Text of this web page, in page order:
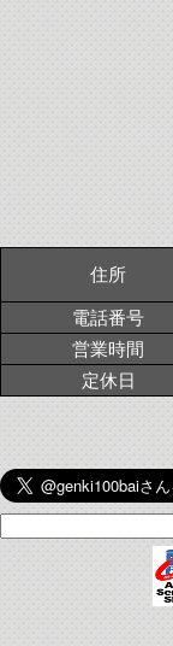
住所
電話番号
営業時間
定休日